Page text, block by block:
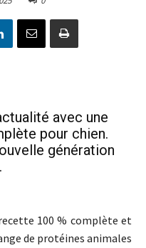
avec une
pour chien.
génération
100 % complète et
de protéines animales